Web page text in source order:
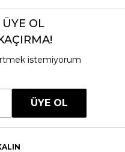
OL
istemiyorum
ÜYE OL